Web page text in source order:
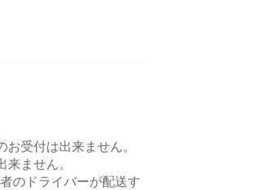
受付は出来ません。
ません。
のドライバーが配送す